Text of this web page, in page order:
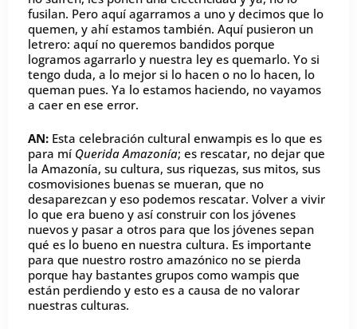
fusilan. Pero aquí agarramos a uno y decimos que lo
quemen, y ahí estamos también. Aquí pusieron un
letrero: aquí no queremos bandidos porque
logramos agarrarlo y nuestra ley es quemarlo. Yo si
tengo duda, a lo mejor si lo hacen o no lo hacen, lo
queman pues. Ya lo estamos haciendo, no vayamos
a caer en ese error.
AN: Esta celebración cultural enwampis es lo que es
para mí Querida Amazonía; es rescatar, no dejar que
la Amazonía, su cultura, sus riquezas, sus mitos, sus
cosmovisiones buenas se mueran, que no
desaparezcan y eso podemos rescatar. Volver a vivir
lo que era bueno y así construir con los jóvenes
nuevos y pasar a otros para que los jóvenes sepan
qué es lo bueno en nuestra cultura. Es importante
para que nuestro rostro amazónico no se pierda
porque hay bastantes grupos como wampis que
están perdiendo y esto es a causa de no valorar
nuestras culturas.